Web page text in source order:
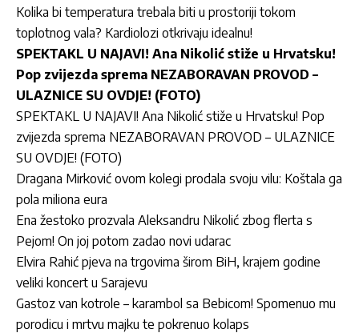
Kolika bi temperatura trebala biti u prostoriji tokom
toplotnog vala? Kardiolozi otkrivaju idealnu!
SPEKTAKL U NAJAVI! Ana Nikolić stiže u Hrvatsku!
Pop zvijezda sprema NEZABORAVAN PROVOD –
ULAZNICE SU OVDJE! (FOTO)
SPEKTAKL U NAJAVI! Ana Nikolić stiže u Hrvatsku! Pop
zvijezda sprema NEZABORAVAN PROVOD – ULAZNICE
SU OVDJE! (FOTO)
Dragana Mirković ovom kolegi prodala svoju vilu: Koštala ga
pola miliona eura
Ena žestoko prozvala Aleksandru Nikolić zbog flerta s
Pejom! On joj potom zadao novi udarac
Elvira Rahić pjeva na trgovima širom BiH, krajem godine
veliki koncert u Sarajevu
Gastoz van kotrole – karambol sa Bebicom! Spomenuo mu
porodicu i mrtvu majku te pokrenuo kolaps